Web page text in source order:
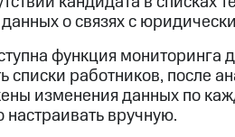
о связях с
функция
списки работников,
изменения данных по
вручную.